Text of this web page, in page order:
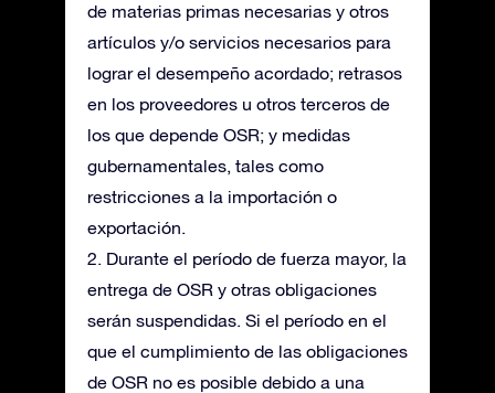
de materias primas necesarias y otros
artículos y/o servicios necesarios para
lograr el desempeño acordado; retrasos
en los proveedores u otros terceros de
los que depende OSR; y medidas
gubernamentales, tales como
restricciones a la importación o
exportación.
2. Durante el período de fuerza mayor, la
entrega de OSR y otras obligaciones
serán suspendidas. Si el período en el
que el cumplimiento de las obligaciones
de OSR no es posible debido a una